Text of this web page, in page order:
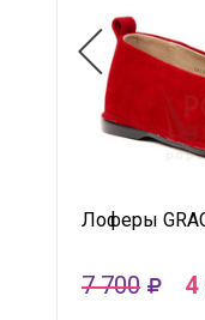
Лоферы
7 700 4